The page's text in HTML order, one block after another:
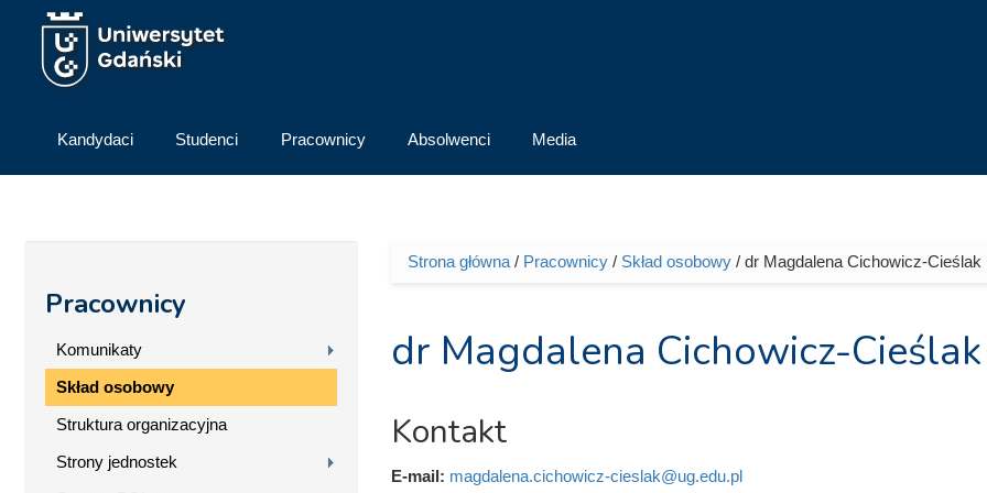
Przejdź do treści
Kandydaci Studenci Pracownicy Absolwenci Media
Pracownicy
Komunikaty
Skład osobowy
Struktura organizacyjna
Strony jednostek
Jesteś tutaj
Strona główna/ Pracownicy/ Skład osobowy/ dr Magdalena Cichowicz-Cieślak
dr Magdalena Cichowicz-Cieślak
Kontakt
E-mail: magdalena.cichowicz-cieslak@ug.edu.pl